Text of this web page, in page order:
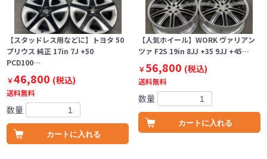
【スタッドレス用などに】トヨタ 50
プリウス 純正 17in 7J +50
PCD100…
￥46,800 (税込)
送料無料
数量
カートに入れる
【人気ホイール】WORK ヴァリアン
ツァ F2S 19in 8JJ +35 9JJ +45…
￥56,800 (税込)
送料無料
数量
カートに入れる